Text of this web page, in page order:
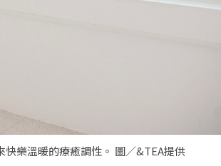
樂溫暖的療癒調性。 圖／&TEA提供